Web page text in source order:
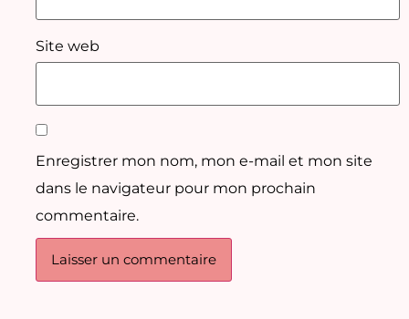
Site web
Enregistrer mon nom, mon e-mail et mon site
dans le navigateur pour mon prochain
commentaire.